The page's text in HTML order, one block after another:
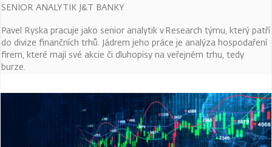
SENIOR ANALYTIK J&T BANKY
Pavel Ryska pracuje jako senior analytik v Research týmu, který patří
do divize finančních trhů. Jádrem jeho práce je analýza hospodaření
firem, které mají své akcie či dluhopisy na veřejném trhu, tedy
burze.